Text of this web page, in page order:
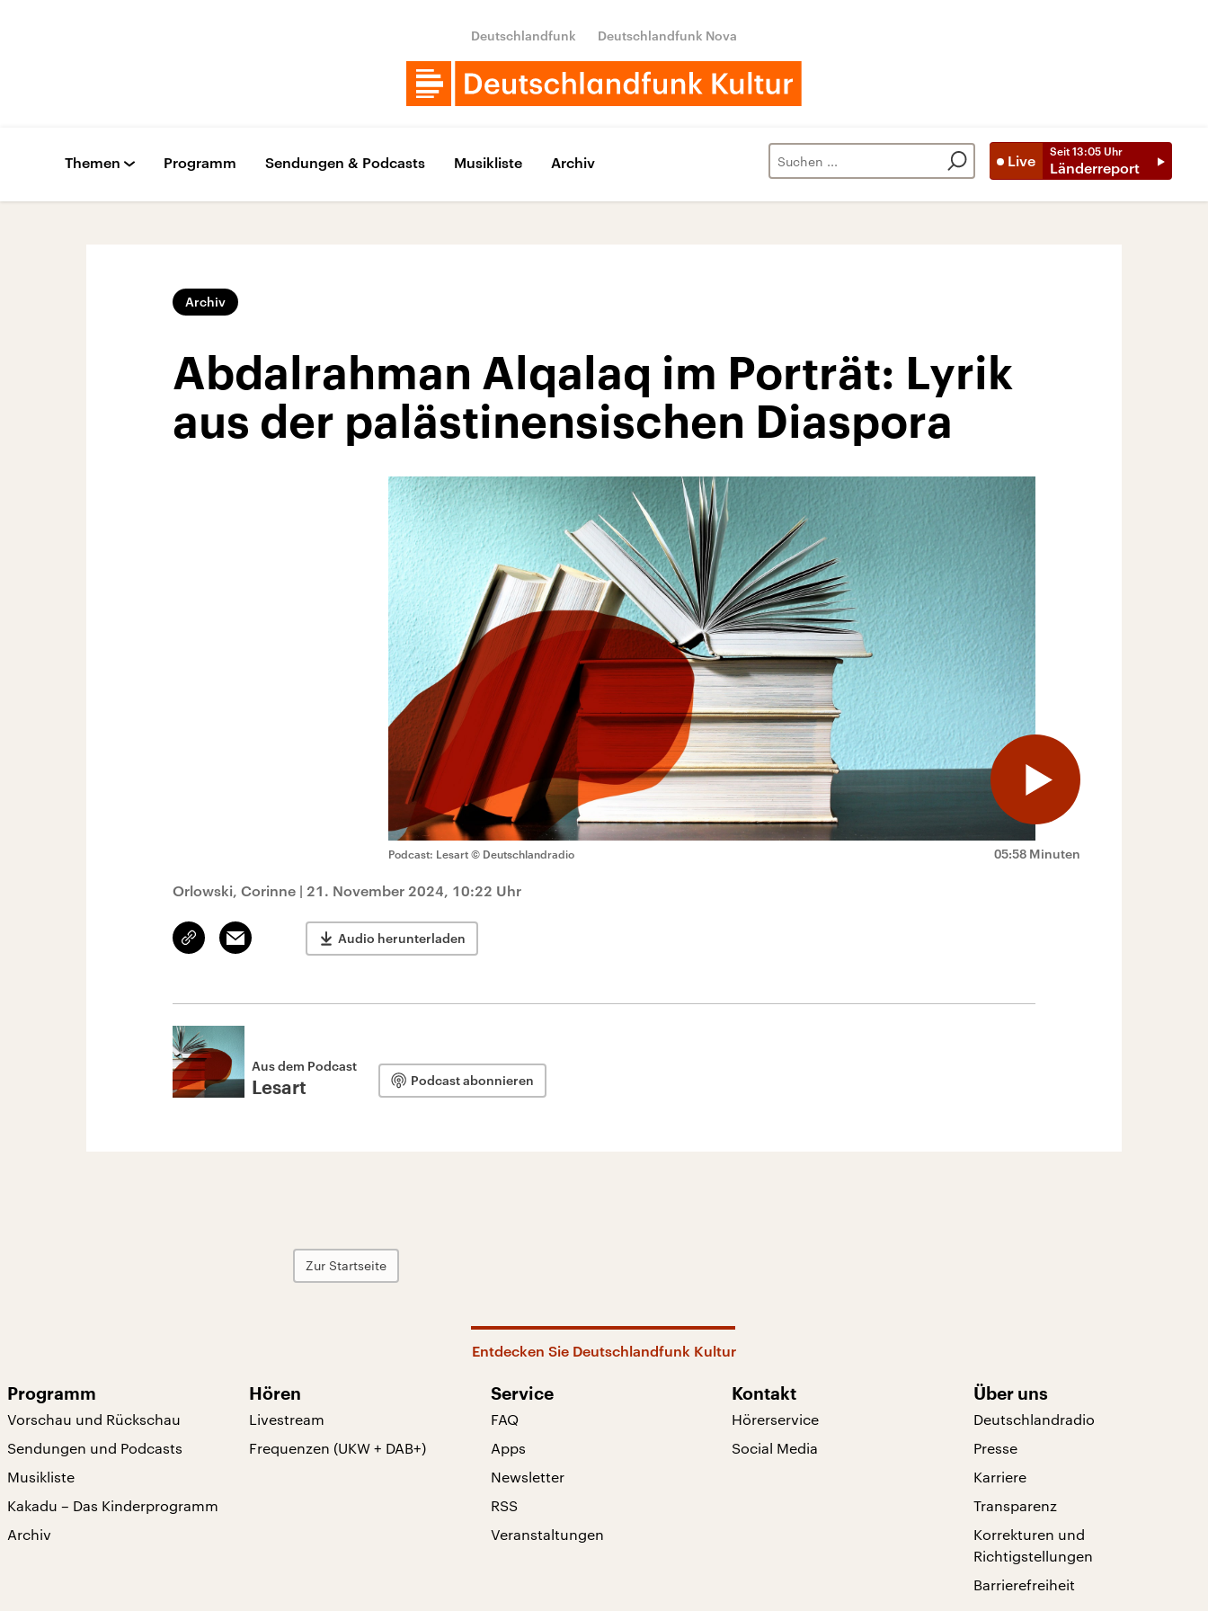
Deutschlandfunk Deutschlandfunk Nova
Live
Seit 13:05 Uhr
Länderreport
Themen Programm Sendungen & Podcasts Musikliste Archiv
Archiv
Abdalrahman Alqalaq im Porträt: Lyrik
aus der palästinensischen Diaspora
05:58 Minuten
Podcast: Lesart © Deutschlandradio
Orlowski, Corinne | 21. November 2024, 10:22 Uhr
Link
kopieren/teilen
Email Audio herunterladen
Aus dem Podcast
Lesart Podcast abonnieren
Zur Startseite
Entdecken Sie Deutschlandfunk Kultur
Programm
Vorschau und Rückschau
Sendungen und Podcasts
Musikliste
Kakadu – Das Kinderprogramm
Archiv
Hören
Livestream
Frequenzen (UKW + DAB+)
Service
FAQ
Apps
Newsletter
RSS
Veranstaltungen
Kontakt
Hörerservice
Social Media
Über uns
Deutschlandradio
Presse
Karriere
Transparenz
Korrekturen und
Richtigstellungen
Barrierefreiheit